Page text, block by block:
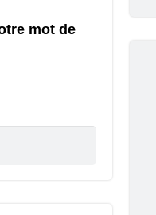
mot de